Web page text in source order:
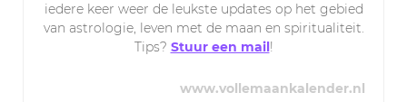
iedere keer weer de leukste updates op het gebied
van astrologie, leven met de maan en spiritualiteit.
Tips? Stuur een mail !
www.vollemaankalender.nl